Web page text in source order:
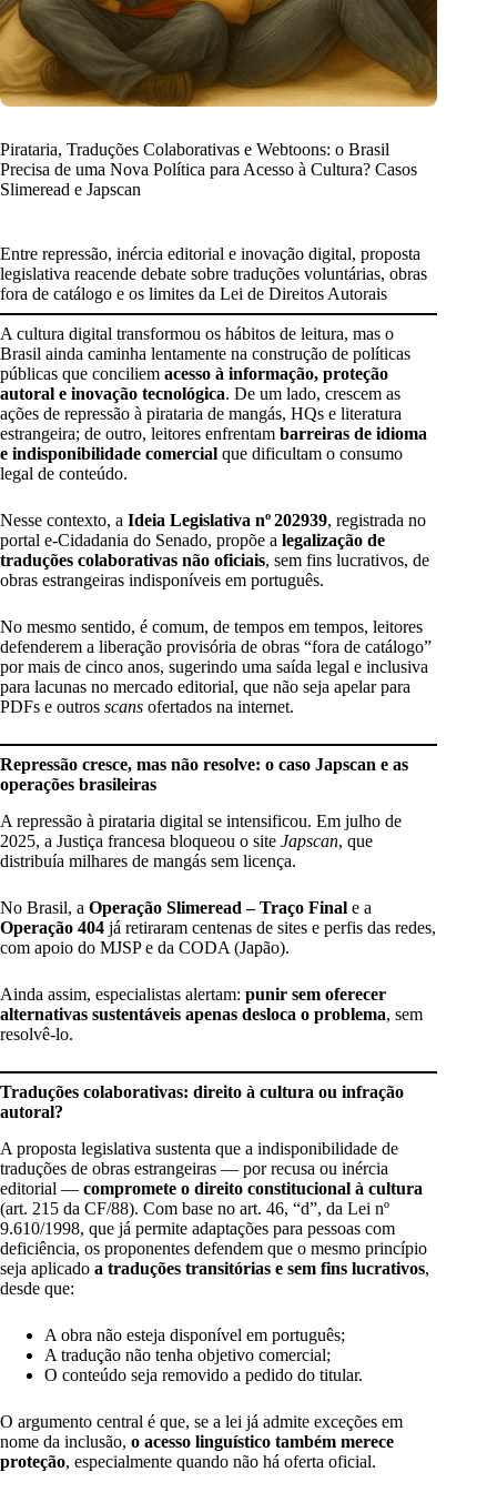
Pirataria, Traduções Colaborativas e Webtoons: o Brasil
Precisa de uma Nova Política para Acesso à Cultura? Casos
Slimeread e Japscan
Entre repressão, inércia editorial e inovação digital, proposta
legislativa reacende debate sobre traduções voluntárias, obras
fora de catálogo e os limites da Lei de Direitos Autorais
A cultura digital transformou os hábitos de leitura, mas o
Brasil ainda caminha lentamente na construção de políticas
públicas que conciliem acesso à informação, proteção
autoral e inovação tecnológica. De um lado, crescem as
ações de repressão à pirataria de mangás, HQs e literatura
estrangeira; de outro, leitores enfrentam barreiras de idioma
e indisponibilidade comercial que dificultam o consumo
legal de conteúdo.
Nesse contexto, a Ideia Legislativa nº202939, registrada no
portal e-Cidadania do Senado, propõe a legalização de
traduções colaborativas não oficiais, sem fins lucrativos, de
obras estrangeiras indisponíveis em português.
No mesmo sentido, é comum, de tempos em tempos, leitores
defenderem a liberação provisória de obras “fora de catálogo”
por mais de cinco anos, sugerindo uma saída legal e inclusiva
para lacunas no mercado editorial, que não seja apelar para
PDFs e outros scans ofertados na internet.
Repressão cresce, mas não resolve: o caso Japscan e as
operações brasileiras
A repressão à pirataria digital se intensificou. Em julho de
2025, a Justiça francesa bloqueou o site Japscan, que
distribuía milhares de mangás sem licença.
No Brasil, a Operação Slimeread – Traço Final e a
Operação 404 já retiraram centenas de sites e perfis das redes,
com apoio do MJSP e da CODA (Japão).
Ainda assim, especialistas alertam: punir sem oferecer
alternativas sustentáveis apenas desloca o problema, sem
resolvê-lo.
Traduções colaborativas: direito à cultura ou infração
autoral?
A proposta legislativa sustenta que a indisponibilidade de
traduções de obras estrangeiras — por recusa ou inércia
editorial — compromete o direito constitucional à cultura
(art. 215 da CF/88). Com base no art. 46, “d”, da Lei nº
9.610/1998, que já permite adaptações para pessoas com
deficiência, os proponentes defendem que o mesmo princípio
seja aplicado a traduções transitórias e sem fins lucrativos,
desde que:
A obra não esteja disponível em português;
A tradução não tenha objetivo comercial;
O conteúdo seja removido a pedido do titular.
O argumento central é que, se a lei já admite exceções em
nome da inclusão, o acesso linguístico também merece
proteção, especialmente quando não há oferta oficial.